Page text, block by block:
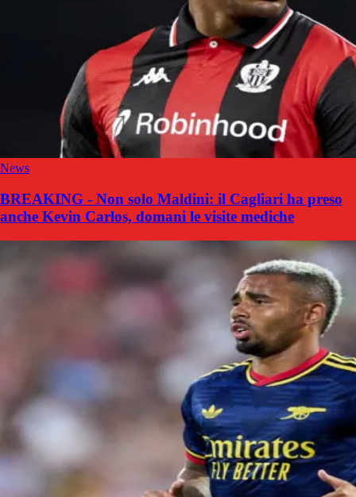
News
BREAKING - Non solo Maldini: il Cagliari ha preso
anche Kevin Carlos, domani le visite mediche